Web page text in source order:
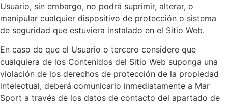
Usuario, sin embargo, no podrá suprimir, alterar, o
manipular cualquier dispositivo de protección o sistema
de seguridad que estuviera instalado en el Sitio Web.
En caso de que el Usuario o tercero considere que
cualquiera de los Contenidos del Sitio Web suponga una
violación de los derechos de protección de la propiedad
intelectual, deberá comunicarlo inmediatamente a Mar
Sport a través de los datos de contacto del apartado de